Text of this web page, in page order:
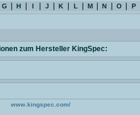
G H I J K L M N O P
zum Hersteller KingSpec:
www.kingspec.com/